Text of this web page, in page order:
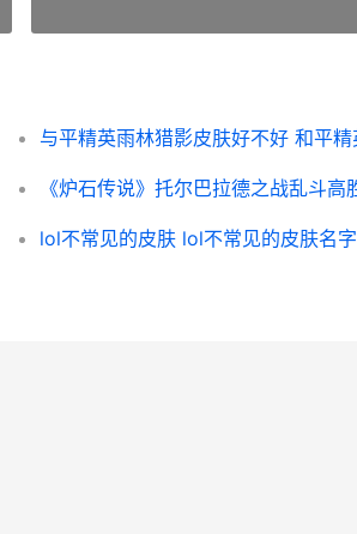
lol不常见的皮肤 lol不常见的皮肤名字